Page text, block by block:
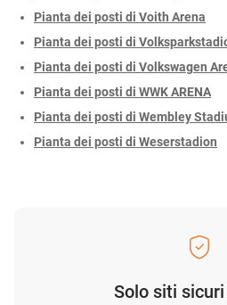
Pianta dei posti di Voith Arena
Pianta dei posti di
Pianta dei posti di Volkswagen
Pianta dei posti di WWK ARENA
Pianta dei posti di Wembley
Pianta dei posti di Weserstadion
Solo siti